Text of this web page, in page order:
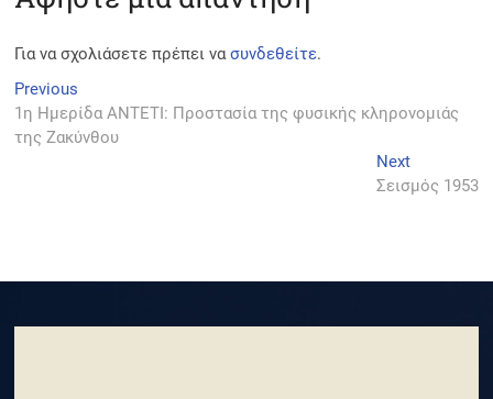
Για να σχολιάσετε πρέπει νασυνδεθείτε.
Πλοήγηση
άρθρων
Previous
post:
1η Ημερίδα ANTETI: Προστασία της φυσικής κληρονομιάς
της Ζακύνθου
NextNext
post:
Σεισμός 1953